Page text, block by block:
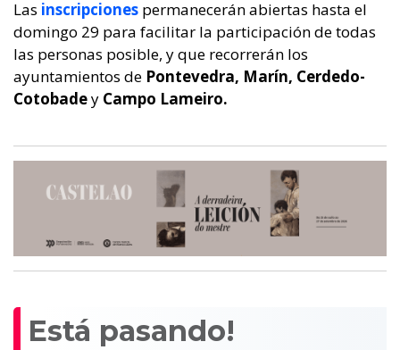
Las inscripciones permanecerán abiertas hasta el
domingo 29 para facilitar la participación de todas
las personas posible, y que recorrerán los
ayuntamientos de Pontevedra, Marín, Cerdedo-
Cotobadey Campo Lameiro.
Está pasando!